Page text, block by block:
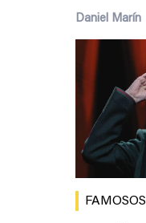
Daniel Marín
FAMOSOS